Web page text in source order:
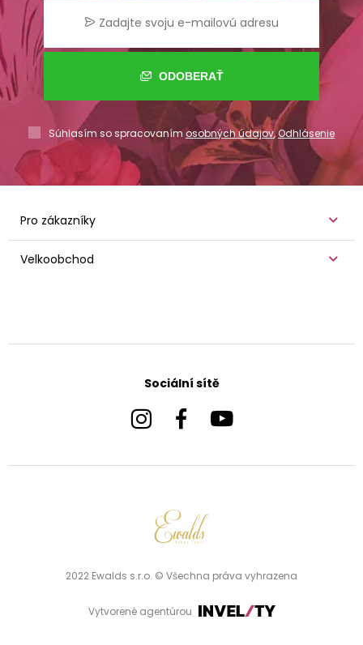
ODOBERAŤ
Súhlasím so spracovaním osobných údajov,Odhlásenie
Pro zákazníky
Velkoobchod
Sociální sítě
2022 Ewalds s.r.o. © Všechna práva vyhrazena
Vytvorené agentúrou